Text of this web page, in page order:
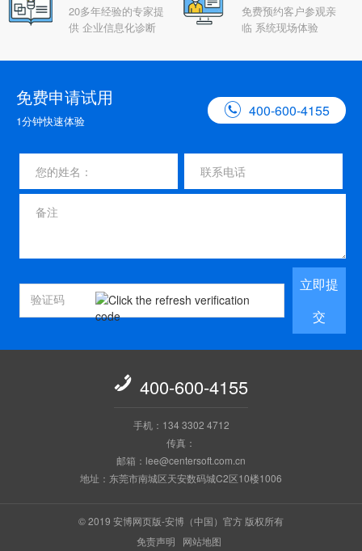
20多年经验的专家提
供 企业信息化诊断
免费预约客户参观亲
临 系统现场体验
免费申请试用
1分钟快速体验
 400-600-4155
立即提
交
 400-600-4155
手机：134 3302 4712
传真：
邮箱：lee@centersoft.com.cn
地址：东莞市南城区天安数码城C2区10楼1006
© 2019 安博网页版-安博（中国）官方 版权所有
免责声明
网站地图